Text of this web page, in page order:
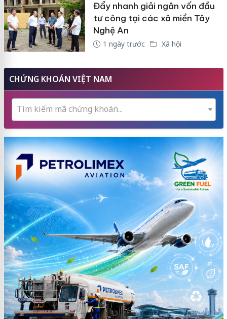
Đẩy nhanh giải ngân vốn đầu
tư công tại các xã miền Tây
Nghệ An
1 ngày trước Xã hội
CHỨNG KHOÁN VIỆT NAM
Tìm kiếm mã chứng khoán...